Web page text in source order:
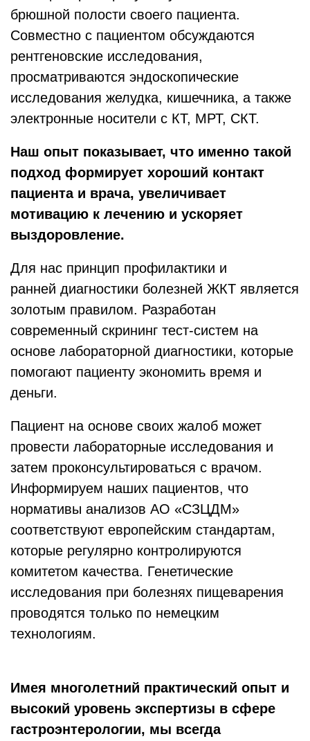
брюшной полости своего пациента.
Совместно с пациентом обсуждаются
рентгеновские исследования,
просматриваются эндоскопические
исследования желудка, кишечника, а также
электронные носители с КТ, МРТ, СКТ.
Наш опыт показывает, что именно такой
подход формирует хороший контакт
пациента и врача, увеличивает
мотивацию к лечению и ускоряет
выздоровление.
Для нас принцип профилактики и
ранней диагностики болезней ЖКТ является
золотым правилом. Разработан
современный скрининг тест-систем на
основе лабораторной диагностики, которые
помогают пациенту экономить время и
деньги.
Пациент на основе своих жалоб может
провести лабораторные исследования и
затем проконсультироваться с врачом.
Информируем наших пациентов, что
нормативы анализов АО «СЗЦДМ»
соответствуют европейским стандартам,
которые регулярно контролируются
комитетом качества. Генетические
исследования при болезнях пищеварения
проводятся только по немецким
технологиям.
Имея многолетний практический опыт и
высокий уровень экспертизы в сфере
гастроэнтерологии, мы всегда